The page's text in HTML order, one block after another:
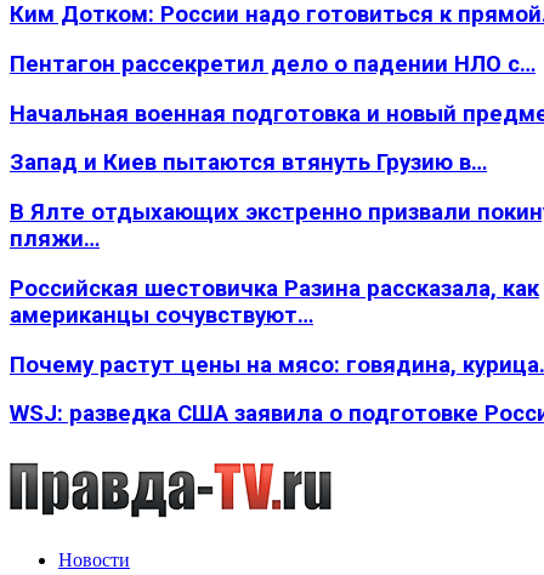
Ким Дотком: России надо готовиться к
Пентагон рассекретил дело о падении НЛО с…
Начальная военная подготовка и новый
Запад и Киев пытаются втянуть Грузию в…
В Ялте отдыхающих экстренно призвали
пляжи…
Российская шестовичка Разина рассказала, как
американцы сочувствуют…
Почему растут цены на мясо: говядина,
WSJ: разведка США заявила о подготовке
Новости